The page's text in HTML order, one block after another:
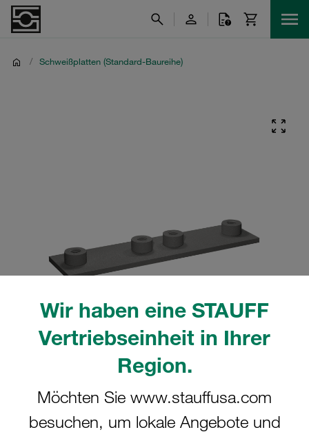
Wir haben eine STAUFF
Vertriebseinheit in Ihrer
Region.
Möchten Sie www.stauffusa.com
besuchen, um lokale Angebote und
/ Schweißplatten (Standard-Baureihe)
Bitte beachten Sie: Das Bild dient nur zur Veranschaulichung und kann vom
Mehr anzeigen